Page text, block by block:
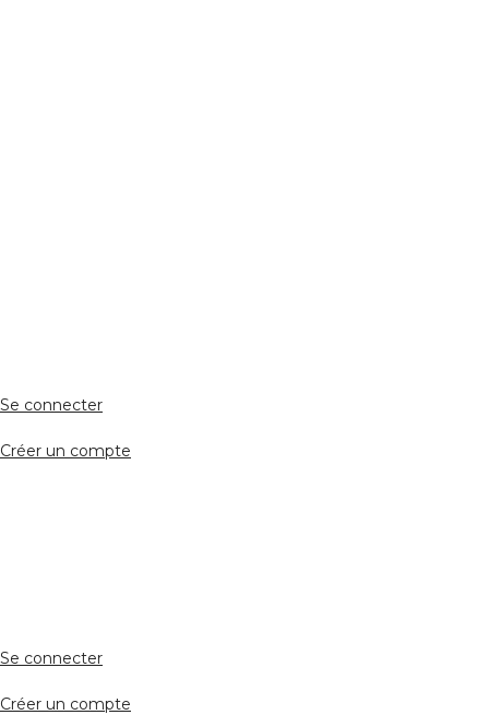
Se connecter
Créer un compte
Se connecter
Créer un compte